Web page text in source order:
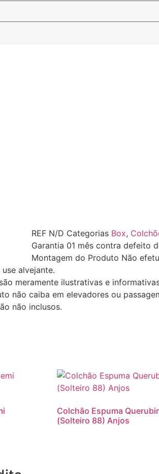
REF N/D Categorias Box,
Garantia 01 mês contra defeito
Montagem do Produto Não
alvejante.
meramente ilustrativas e
não caiba em elevadores ou
não inclusos.
Colchão Espuma
(Solteiro 88) Anjos